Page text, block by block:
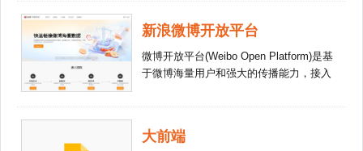
一节引言、一条链接甚至一个闪念。从而
提供介于Twitter和传统的全功能博客之间
的服务。
新浪微博开放平台
微博开放平台(Weibo Open Platform)是基
于微博海量用户和强大的传播能力，接入
站/应用的流量、拓展新用户，获得收
大前端